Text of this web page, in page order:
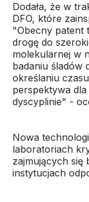
Dodała, że w
DFO, które
"Obecny patent
drogę do
molekularnej w
badaniu śladów
określaniu
perspektywa
dyscyplinie" -
Nowa
laboratoriach
zajmujących się
instytucjach